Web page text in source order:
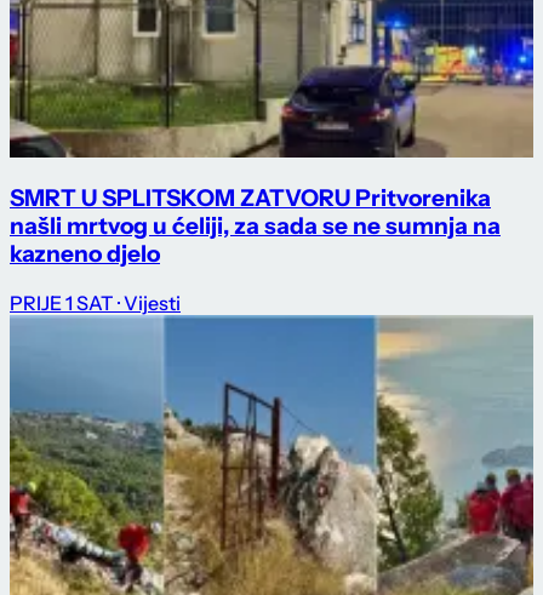
SMRT U SPLITSKOM ZATVORU Pritvorenika
našli mrtvog u ćeliji, za sada se ne sumnja na
kazneno djelo
PRIJE 1 SAT · Vijesti